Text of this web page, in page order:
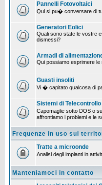
Pannelli Fotovoltaici
Qui si pu� conversare di
Generatori Eolici
Quali sono state le vostre
dismessi?
Armadi di
Qui possiamo esprimere le
Guasti insoliti
Vi � capitato qualcosa di
Sistemi di Telecontrollo
Capomaglie sotto DOS o
affrontiamo i problemi e le
Frequenze in uso sul
Tratte a microonde
Analisi degli impianti in
Manteniamoci in contatto